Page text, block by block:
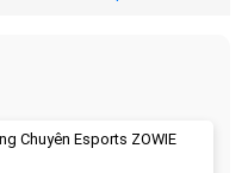
Chuyên Esports ZOWIE